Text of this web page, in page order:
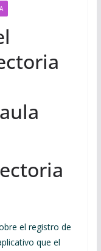
el registro de
que el